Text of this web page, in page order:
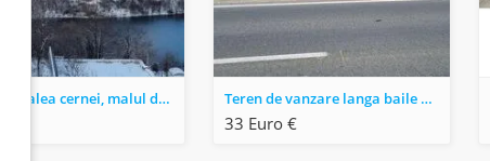
Teren pe valea cernei, malul drept al lacului prisaca dupa 7 izvoare. Teren de vanzare langa baile herculane.
33 Euro €